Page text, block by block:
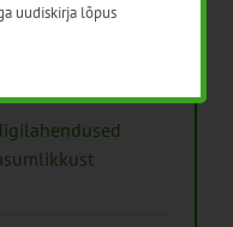
tööriistani
uudiskirja lõpus